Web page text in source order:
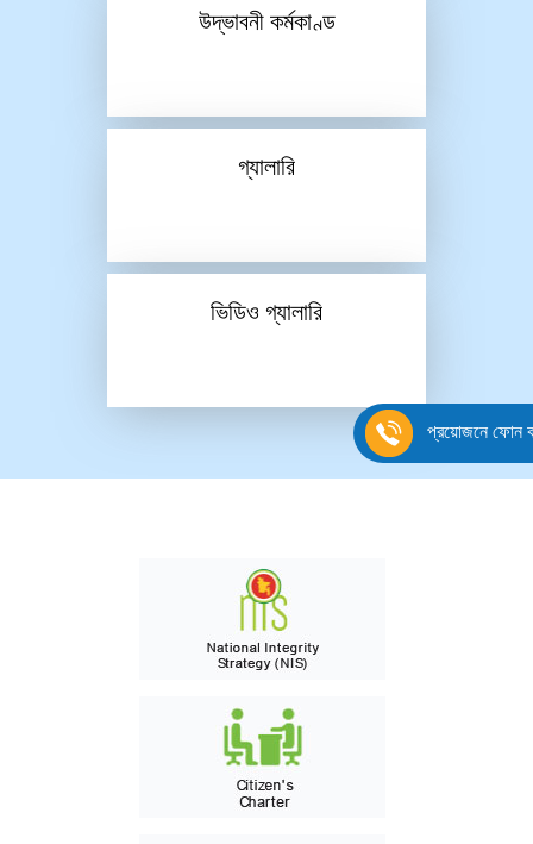
প্রয়োজনে ফোন
উদ্ভাবনী কর্মকাণ্ড
গ্যালারি
ভিডিও গ্যালারি